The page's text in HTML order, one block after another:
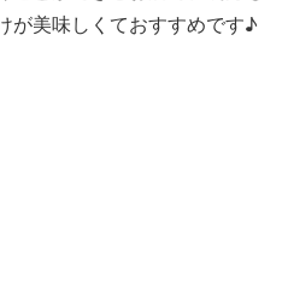
が美味しくておすすめです♪